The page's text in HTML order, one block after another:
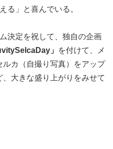
る」と喜んでいる。
決定を祝して、独自の企画
」
を付けて、メ
カ（自撮り写真）をアップ
大きな盛り上がりをみせて